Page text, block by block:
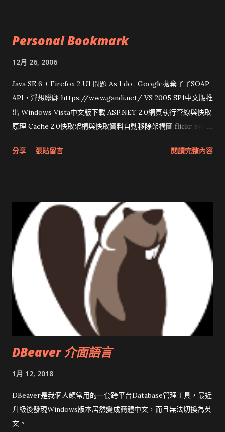
Personal Bookmark
12月 26, 2006
Java SE 6 + Firefox 2 UI 問題 As I do . Google拋棄了了SOAP
API，浮想聯翩 https://www.gandi.net/ VS 2005 SP1中文版推
出 Windows Vista中文版下載 ASP.NET 2.0網頁執行管線與快取
原理 Cache 2.0快取架構與快取資料自動移除架構圖 flickr sync
圖治推動改革 Wait and see 國內某SOC疑遭駭客入侵 大砲開講
分享 張貼留言 閱讀完整內容
DBeaver 介面語言
1月 12, 2018
DBeaver是我個人頗常用的一套跨平台Database管理工具，最近
升級後發現Windows版本居然變成簡體中文，而且無法切換為英
文。